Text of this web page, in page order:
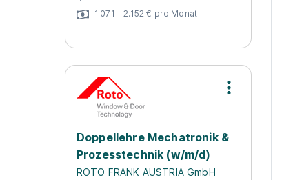
1.071 - 2.152 € pro Monat
Doppellehre Mechatronik &
Prozesstechnik (w/m/d)
ROTO FRANK AUSTRIA GmbH